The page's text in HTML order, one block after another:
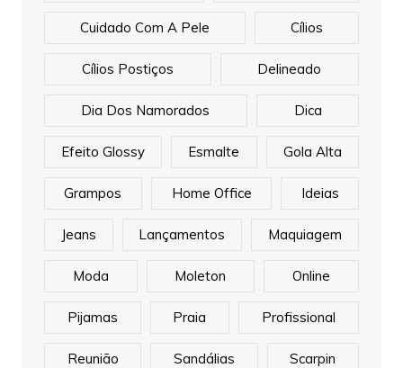
Cuidado Com A Pele Cílios
Cílios Postiços Delineado
Dia Dos Namorados Dica
Efeito Glossy Esmalte Gola Alta
Grampos Home Office Ideias
Jeans Lançamentos Maquiagem
Moda Moleton Online
Pijamas Praia Profissional
Reunião Sandálias Scarpin